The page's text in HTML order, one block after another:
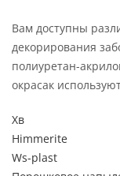
Вам доступны
декорирования
полиуретан-
окрасак
Хв
Himmerite
Ws-plast